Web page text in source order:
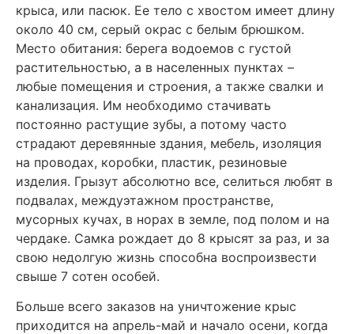
крыса, или пасюк. Ее тело с хвостом имеет длину
около 40 см, серый окрас с белым брюшком.
Место обитания: берега водоемов с густой
растительностью, а в населенных пунктах –
любые помещения и строения, а также свалки и
канализация. Им необходимо стачивать
постоянно растущие зубы, а потому часто
страдают деревянные здания, мебель, изоляция
на проводах, коробки, пластик, резиновые
изделия. Грызут абсолютно все, селиться любят в
подвалах, междуэтажном пространстве,
мусорных кучах, в норах в земле, под полом и на
чердаке. Самка рождает до 8 крысят за раз, и за
свою недолгую жизнь способна воспроизвести
свыше 7 сотен особей.
Больше всего заказов на уничтожение крыс
приходится на апрель-май и начало осени, когда